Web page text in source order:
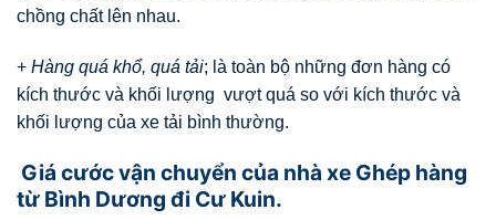
chồng chất lên nhau.
+ Hàng quá khổ, quá tải; là toàn bộ những đơn hàng có
kích thước và khối lượng vượt quá so với kích thước và
khối lượng của xe tải bình thường.
Giá cước vận chuyển của nhà xe Ghép hàng
từ Bình Dương đi Cư Kuin.